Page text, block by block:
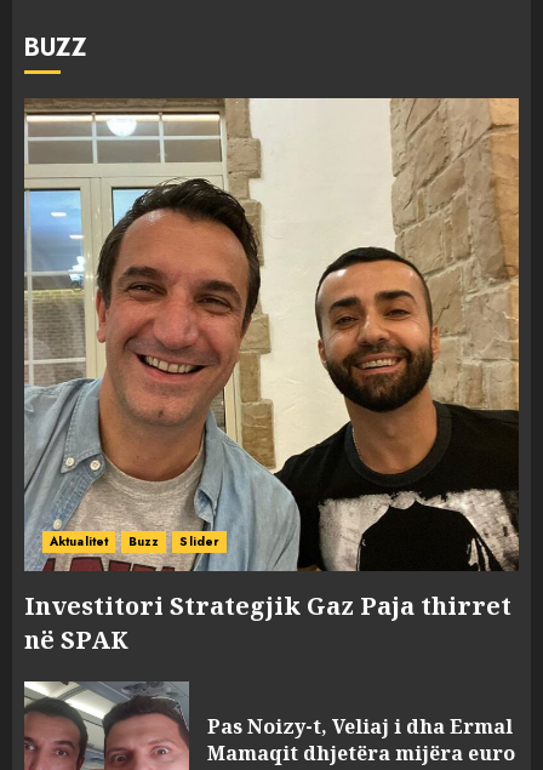
BUZZ
Aktualitet Buzz Slider
Investitori Strategjik Gaz Paja thirret
në SPAK
Pas Noizy-t, Veliaj i dha Ermal
Mamaqit dhjetëra mijëra euro